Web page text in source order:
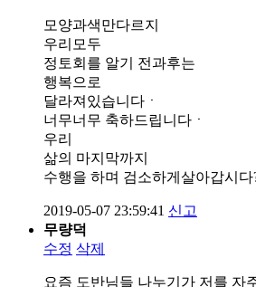
모양과색만다르지
우리모두
정토회를 알기 전과후는
행복으로
달라져있습니다ㆍ
너무너무 축하드립니다ㆍ
우리
삶의 마지막까지
수행을 하며 검소하게살아갑
2019-05-07 23:59:41 신고
무량덕
수정 삭제
요즘 도반님들 나누기가 저를 자